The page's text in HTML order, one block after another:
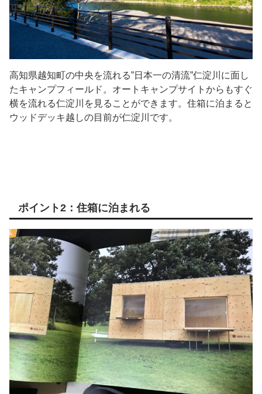
高知県越知町の中央を流れる”日本一の清流”仁淀川に面し
たキャンプフィールド。オートキャンプサイトからもすぐ
横を流れる仁淀川を見ることができます。住箱に泊まると
ウッドデッキ越しの目前が仁淀川です。
ポイント2：住箱に泊まれる